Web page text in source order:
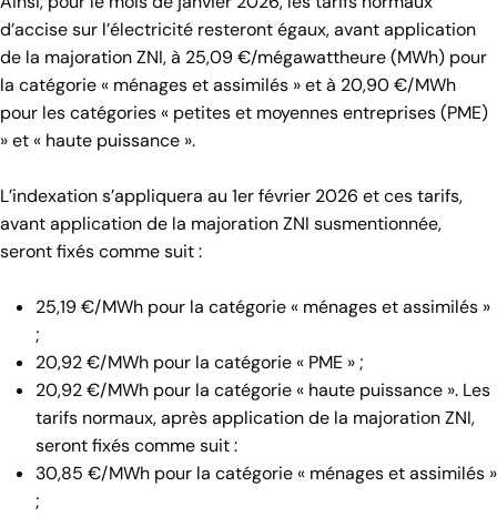
d’accise sur l’électricité resteront égaux, avant application
de la majoration ZNI, à 25,09 €/mégawattheure (MWh) pour
la catégorie « ménages et assimilés » et à 20,90 €/MWh
pour les catégories « petites et moyennes entreprises (PME)
» et « haute puissance ».
L’indexation s’appliquera au 1er février 2026 et ces tarifs,
avant application de la majoration ZNI susmentionnée,
seront fixés comme suit :
25,19 €/MWh pour la catégorie « ménages et assimilés »
;
20,92 €/MWh pour la catégorie « PME » ;
20,92 €/MWh pour la catégorie « haute puissance ». Les
tarifs normaux, après application de la majoration ZNI,
seront fixés comme suit :
30,85 €/MWh pour la catégorie « ménages et assimilés »
;